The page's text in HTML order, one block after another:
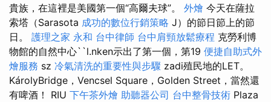
貴族，在這裡是美國第一個“高爾夫球”。 外燴 今天在薩拉
索塔（Sarasota 成功的數位行銷策略 J）的節日節上的節
日。 護理之家 永和 台中律師 台中肩頸放鬆療程 克勞利博
物館的自然中心``l.nken示出了第一個，第19 便捷自助式外
燴服務 sz 冷氣清洗的重要性與步驟 zadi殖民地的LET。
KárolyBridge，Vencsel Square，Golden Street，當然還
有啤酒！ RIU 下午茶外燴 助聽器公司 台中整骨技術 Plaza